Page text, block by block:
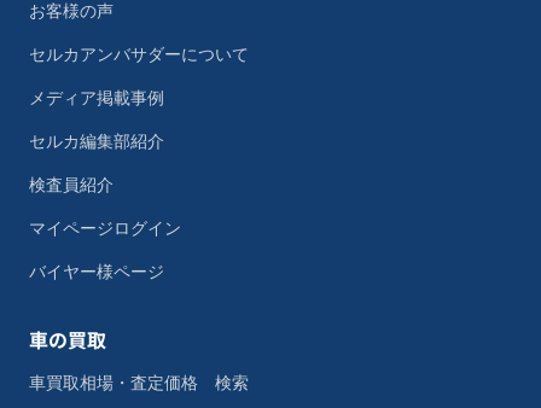
お客様の声
セルカアンバサダーについて
メディア掲載事例
セルカ編集部紹介
検査員紹介
マイページログイン
バイヤー様ページ
車の買取
車買取相場・査定価格 検索